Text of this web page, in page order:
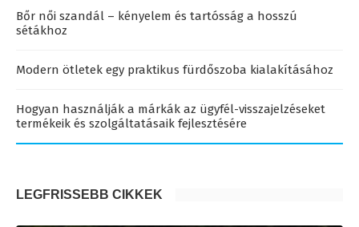
Bőr női szandál – kényelem és tartósság a hosszú
sétákhoz
Modern ötletek egy praktikus fürdőszoba kialakításához
Hogyan használják a márkák az ügyfél-visszajelzéseket
termékeik és szolgáltatásaik fejlesztésére
LEGFRISSEBB CIKKEK